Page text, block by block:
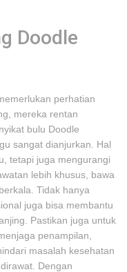
Doodle
perhatian
mereka rentan
bulu Doodle
sangat dianjurkan. Hal
tetapi juga mengurangi
lebih khusus, bawa
Tidak hanya
juga bisa membantu
Pastikan juga untuk
penampilan,
masalah kesehatan
Dengan